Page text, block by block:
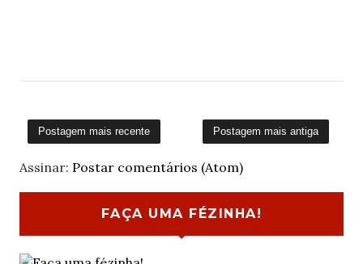
Postagem mais recente Postagem mais antiga
Assinar: Postar comentários (Atom)
FAÇA UMA FÉZINHA!